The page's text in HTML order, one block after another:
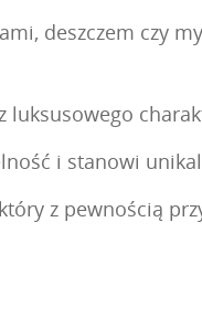
deszczem czy
luksusowego
i stanowi
z pewnością